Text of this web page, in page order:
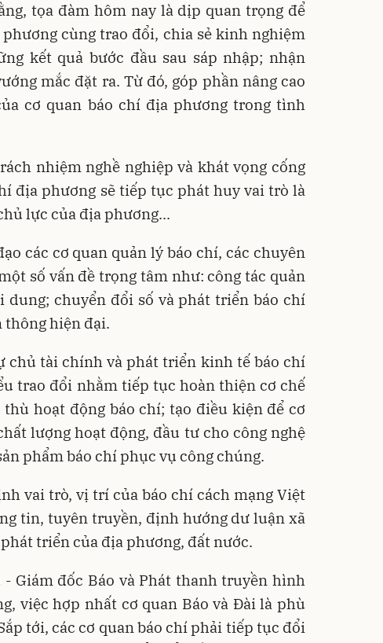
tọa đàm hôm nay là dịp quan trọng để
cùng trao đổi, chia sẻ kinh nghiệm
kết quả bước đầu sau sáp nhập; nhận
mắc đặt ra. Từ đó, góp phần nâng cao
cơ quan báo chí địa phương trong tình
nhiệm nghề nghiệp và khát vọng cống
địa phương sẽ tiếp tục phát huy vai trò là
lực của địa phương...
các cơ quan quản lý báo chí, các chuyên
số vấn đề trọng tâm như: công tác quản
chuyển đổi số và phát triển báo chí
hiện đại.
chủ tài chính và phát triển kinh tế báo chí
trao đổi nhằm tiếp tục hoàn thiện cơ chế
hoạt động báo chí; tạo điều kiện để cơ
lượng hoạt động, đầu tư cho công nghệ
phẩm báo chí phục vụ công chúng.
vai trò, vị trí của báo chí cách mạng Việt
tin, tuyên truyền, định hướng dư luận xã
triển của địa phương, đất nước.
- Giám đốc Báo và Phát thanh truyền hình
việc hợp nhất cơ quan Báo và Đài là phù
tới, các cơ quan báo chí phải tiếp tục đổi